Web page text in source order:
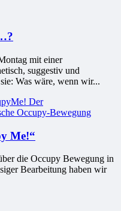
mit einer
suggestiv und
Was wäre, wenn wir...
Me!“
die Occupy Bewegung in
Bearbeitung haben wir